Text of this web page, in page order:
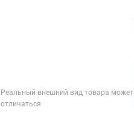
Реальный внешний вид товара может
отличаться